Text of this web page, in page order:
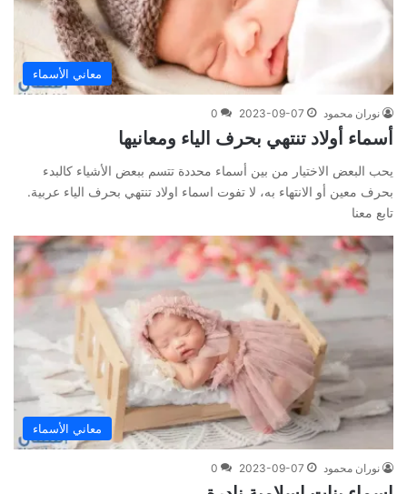
معاني الأسماء
نوران محمود 2023-09-07
0
أسماء أولاد تنتهي بحرف الياء ومعانيها
يحب البعض الاختيار من بين أسماء محددة تتسم ببعض الأشياء كالبدء
بحرف معين أو الانتهاء به، لا تفوت اسماء اولاد تنتهي بحرف الياء عربية.
تابع معنا
معاني الأسماء
نوران محمود 2023-09-07
0